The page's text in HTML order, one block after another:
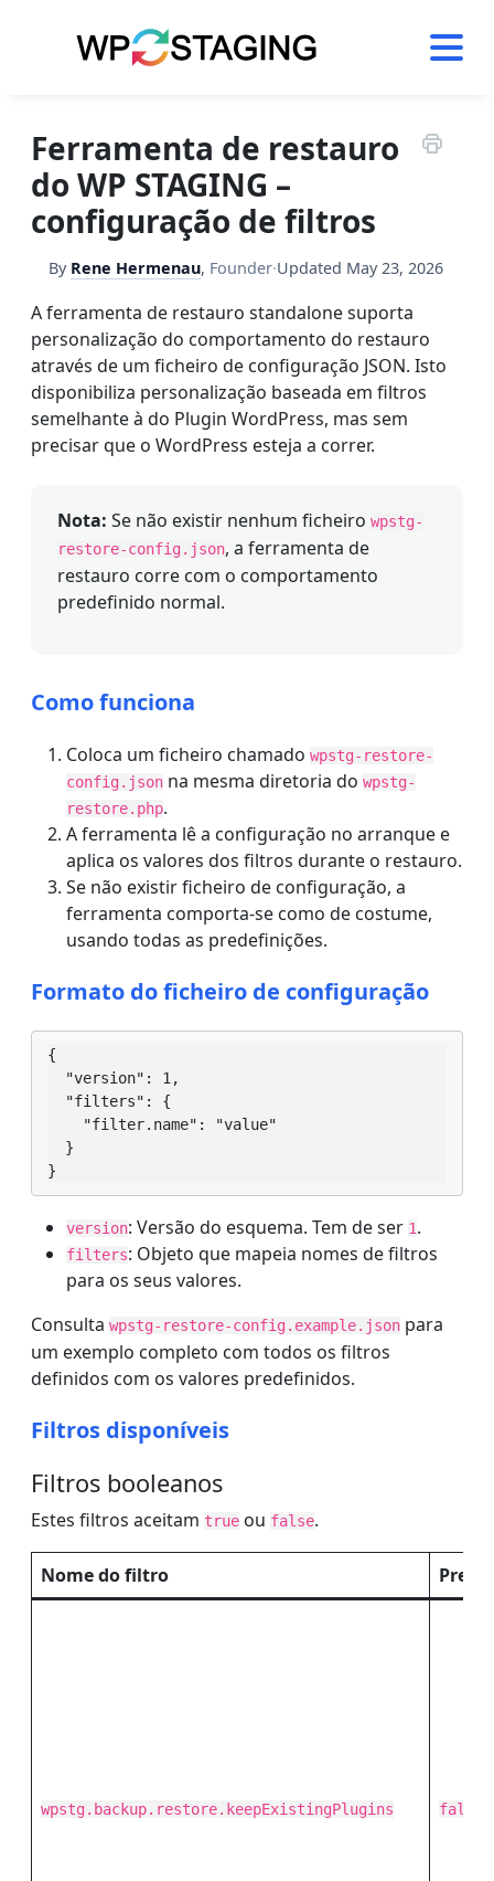
Ferramenta de restauro
do WP STAGING –
configuração de filtros
By Rene Hermenau, Founder·Updated May 23, 2026
A ferramenta de restauro standalone suporta
personalização do comportamento do restauro
através de um ficheiro de configuração JSON. Isto
disponibiliza personalização baseada em filtros
semelhante à do Plugin WordPress, mas sem
precisar que o WordPress esteja a correr.
Nota: Se não existir nenhum ficheiro wpstg-
restore-config.json, a ferramenta de
restauro corre com o comportamento
predefinido normal.
Como funciona
Coloca um ficheiro chamado wpstg-restore-
config.json na mesma diretoria do wpstg-
restore.php.
A ferramenta lê a configuração no arranque e
aplica os valores dos filtros durante o restauro.
Se não existir ficheiro de configuração, a
ferramenta comporta-se como de costume,
usando todas as predefinições.
Formato do ficheiro de configuração
{
}
version: Versão do esquema. Tem de ser 1.
filters: Objeto que mapeia nomes de filtros
para os seus valores.
Consulta wpstg-restore-config.example.json para
um exemplo completo com todos os filtros
definidos com os valores predefinidos.
Filtros disponíveis
Filtros booleanos
Estes filtros aceitam true ou false.
Nome do filtro
wpstg.backup.restore.keepExistingPlugins false